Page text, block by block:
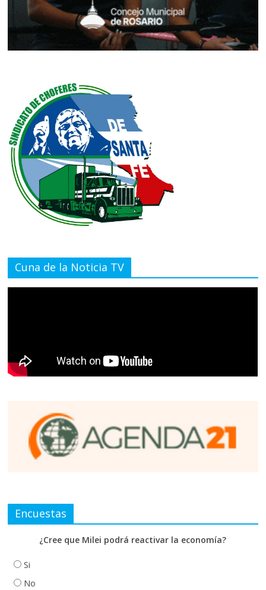
Cuna de la Noticia TV
Encuestas
¿Cree que Milei podrá reactivar la economía?
Si
No